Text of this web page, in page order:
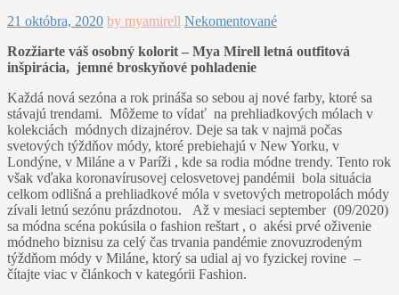
21 októbra, 2020 by myamirell Nekomentované
Rozžiarte váš osobný kolorit – Mya Mirell letná outfitová
inšpirácia, jemné broskyňové pohladenie
Každá nová sezóna a rok prináša so sebou aj nové farby, ktoré sa
stávajú trendami. Môžeme to vídať na prehliadkových mólach v
kolekciách módnych dizajnérov. Deje sa tak v najmä počas
svetových týždňov módy, ktoré prebiehajú v New Yorku, v
Londýne, v Miláne a v Paríži , kde sa rodia módne trendy. Tento rok
však vďaka koronavírusovej celosvetovej pandémii bola situácia
celkom odlišná a prehliadkové móla v svetových metropolách módy
zívali letnú sezónu prázdnotou. Až v mesiaci september (09/2020)
sa módna scéna pokúsila o fashion reštart , o akési prvé oživenie
módneho biznisu za celý čas trvania pandémie znovuzrodeným
týždňom módy v Miláne, ktorý sa udial aj vo fyzickej rovine –
čítajte viac v článkoch v kategórii Fashion.